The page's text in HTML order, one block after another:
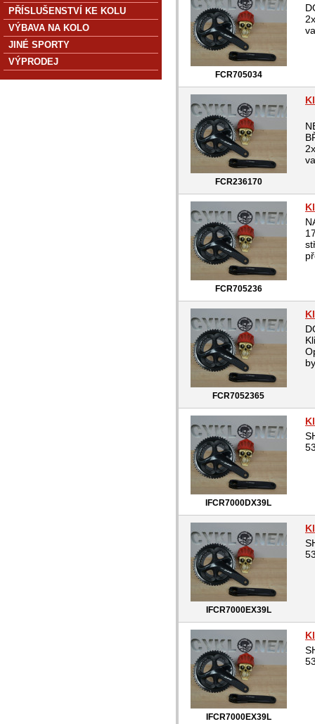
FCR705034
FCR236170
FCR705236
FCR7052365
IFCR7000DX39L
IFCR7000EX39L
IFCR7000EX39L
PŘÍSLUŠENSTVÍ KE KOLU
VÝBAVA NA KOLO
JINÉ SPORTY
VÝPRODEJ